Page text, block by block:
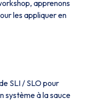
apprenons
les appliquer en
SLI / SLO pour
système à la sauce